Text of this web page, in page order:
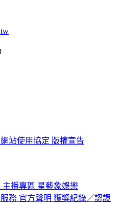
網站使用協定 版權宣告
主播專區 星藝象娛樂
務 官方聲明 獲獎紀錄／認證